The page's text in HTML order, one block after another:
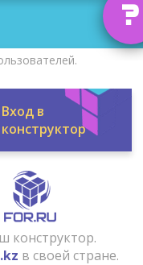
?
Вход в
конструктор
конструктор.
в своей стране.